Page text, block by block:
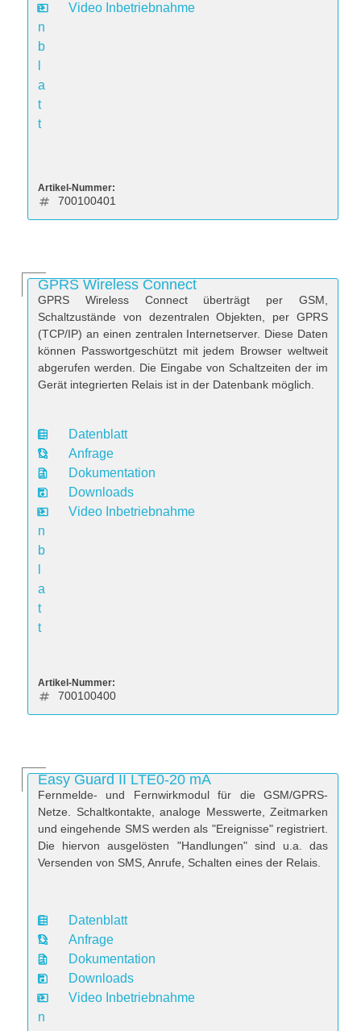
e
n
b
a
t
t
Video Inbetriebnahme
Artikel-Nummer:
700100401
GPRS Wireless Connect
GPRS Wireless Connect überträgt per GSM,
Schaltzustände von dezentralen Objekten, per GPRS
(TCP/IP) an einen zentralen Internetserver. Diese Daten
können Passwortgeschützt mit jedem Browser weltweit
abgerufen werden. Die Eingabe von Schaltzeiten der im
Gerät integrierten Relais ist in der Datenbank möglich.
D
a
t
e
n
b
a
t
t
Datenblatt
Anfrage
Dokumentation
Downloads
Video Inbetriebnahme
Artikel-Nummer:
700100400
Easy Guard II LTE0-20 mA
Fernmelde- und Fernwirkmodul für die GSM/GPRS-
Netze. Schaltkontakte, analoge Messwerte, Zeitmarken
und eingehende SMS werden als "Ereignisse" registriert.
Die hiervon ausgelösten "Handlungen" sind u.a. das
Versenden von SMS, Anrufe, Schalten eines der Relais.
D
a
t
e
n
Datenblatt
Anfrage
Dokumentation
Downloads
Video Inbetriebnahme